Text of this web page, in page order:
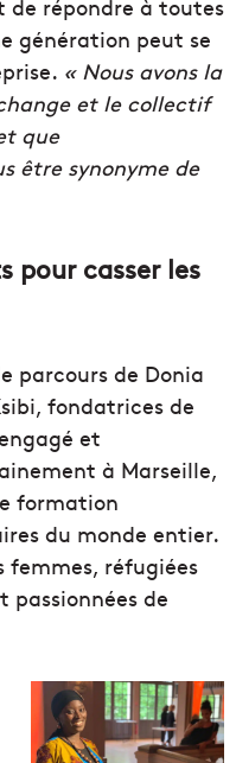
de répondre à toutes
génération peut se
« Nous avons la
et le collectif
que
être synonyme de
pour casser les
parcours de Donia
fondatrices de
et
à Marseille,
formation
du monde entier.
réfugiées
passionnées de